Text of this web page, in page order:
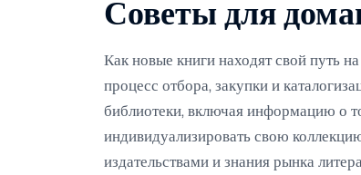
Советы для
Как новые книги находят свой путь
процесс отбора, закупки и
библиотеки, включая информацию о
индивидуализировать свою
издательствами и знания рынка